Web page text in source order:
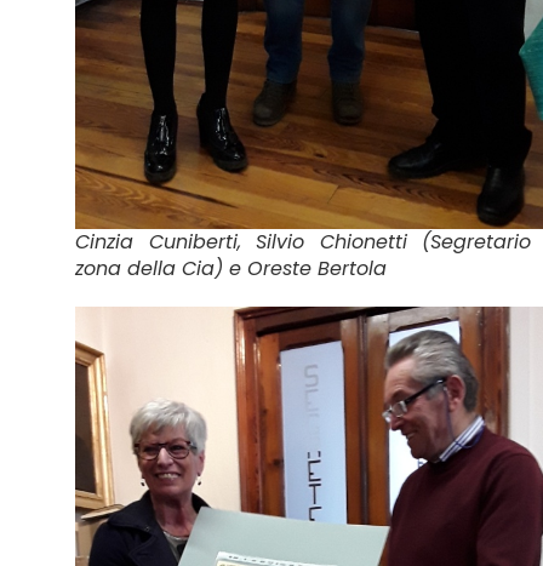
Cinzia Cuniberti, Silvio Chionetti
zona della Cia) e Oreste Bertola